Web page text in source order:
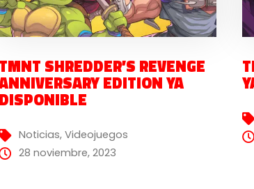
TMNT SHREDDER’S REVENGE
EDITION YA
DISPONIBLE
Noticias,Videojuegos
28 noviembre, 2023